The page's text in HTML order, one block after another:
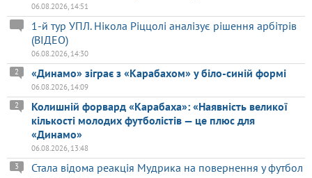
06.08.2026, 14:51
1-й тур УПЛ. Нікола Ріццолі аналізує рішення арбітрів
(ВІДЕО)
06.08.2026, 14:30
«Динамо» зіграє з «Карабахом» у біло-синій формі
2
06.08.2026, 14:09
Колишній форвард «Карабаха»: «Наявність великої
кількості молодих футболістів — це плюс для
«Динамо»
2
06.08.2026, 13:48
Стала відома реакція Мудрика на повернення у футбол
3